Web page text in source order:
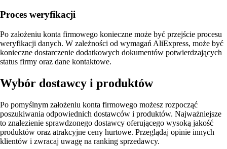
Proces weryfikacji
Po założeniu konta firmowego konieczne może być przejście procesu
weryfikacji danych. W zależności od wymagań AliExpress, może być
konieczne dostarczenie dodatkowych dokumentów potwierdzających
status firmy oraz dane kontaktowe.
Wybór dostawcy i produktów
Po pomyślnym założeniu konta firmowego możesz rozpocząć
poszukiwania odpowiednich dostawców i produktów. Najważniejsze
to znalezienie sprawdzonego dostawcy oferującego wysoką jakość
produktów oraz atrakcyjne ceny hurtowe. Przeglądaj opinie innych
klientów i zwracaj uwagę na ranking sprzedawcy.